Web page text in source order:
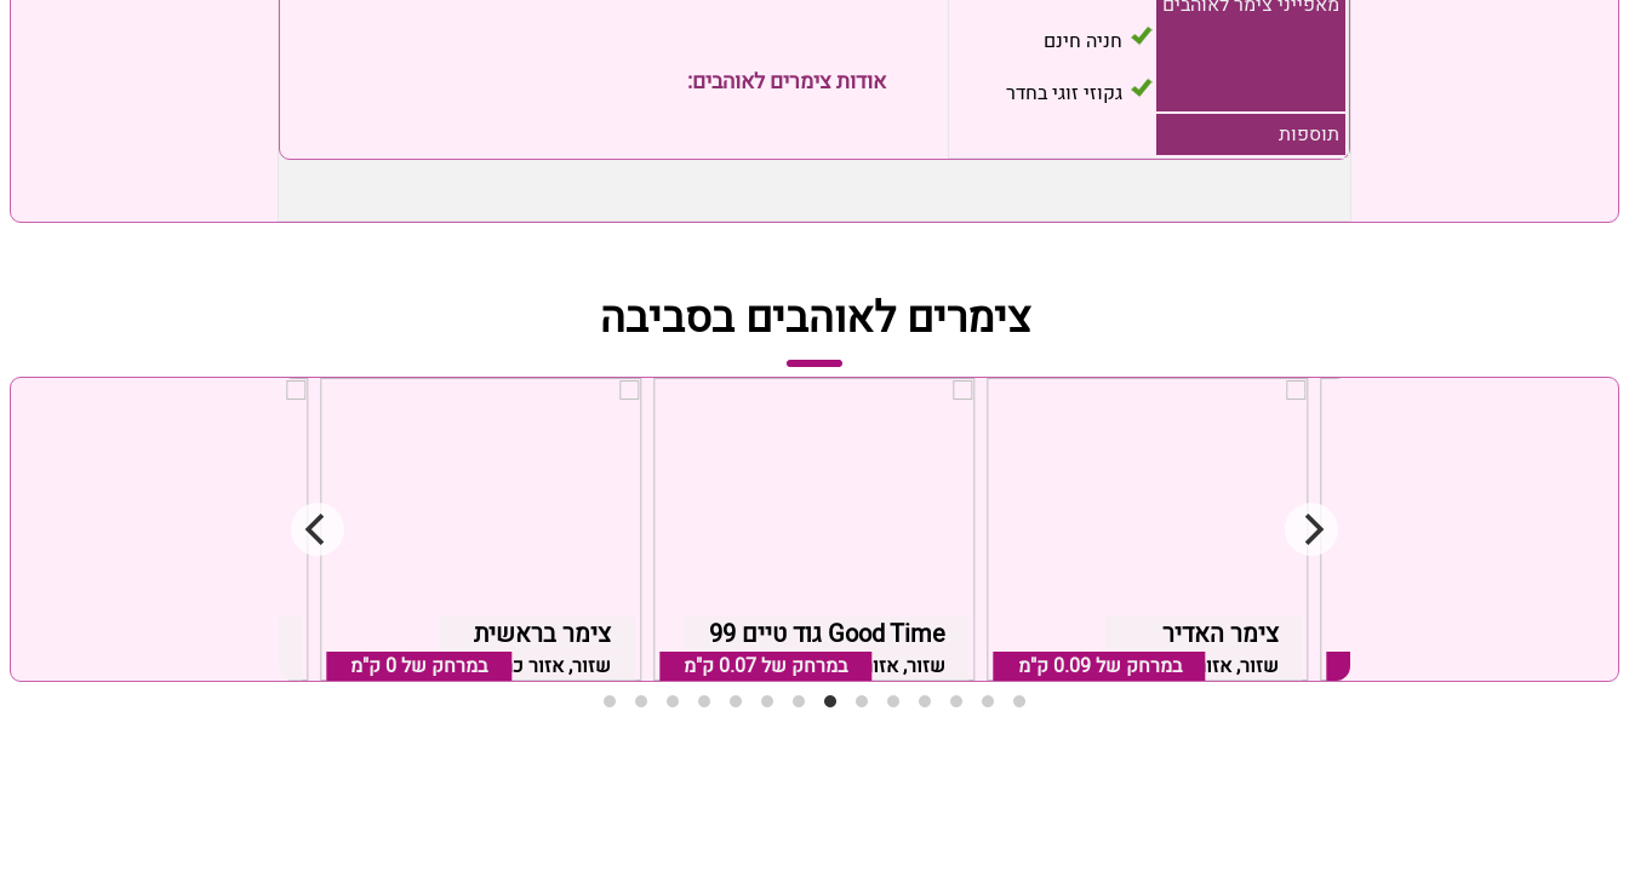
חניה חינם
גקוזי זוגי בחדר
תוספות
אודות צימרים לאוהבים:
צימרים לאוהבים בסביבה
צימר בראשית
שזור, אזור כרמיאלבמרחק של0 ק"מ
Good Time גוד טיים 99
שזור, אזור כרמיאל
במרחק של0.07 ק"מ
צימר האדיר
שזור, אזור כרמיאל
במרחק של0.09 ק"מ